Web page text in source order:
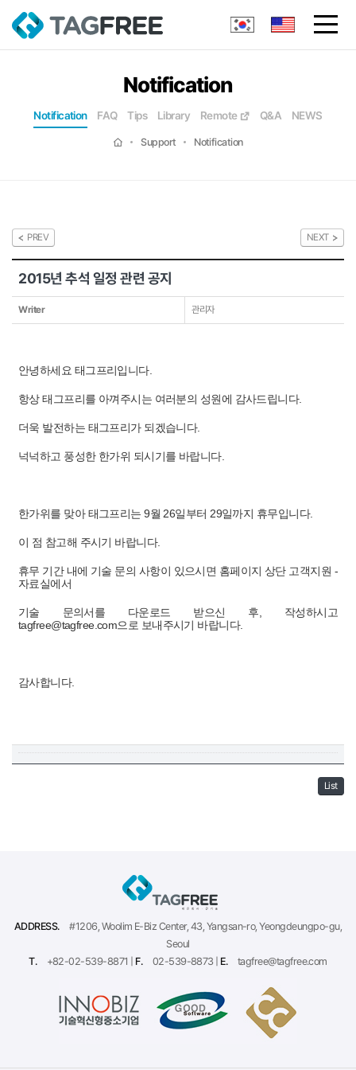
Notification
Notification FAQ Tips Library Remote Q&A NEWS
Support Notification
PREV NEXT
2015년 추석 일정 관련 공지
Writer 관리자
안녕하세요 태그프리입니다.
항상 태그프리를 아껴주시는 여러분의 성원에 감사드립니다.
더욱 발전하는 태그프리가 되겠습니다.
넉넉하고 풍성한 한가위 되시기를 바랍니다.
한가위를 맞아 태그프리는 9월 26일부터 29일까지 휴무입니다.
이 점 참고해 주시기 바랍니다.
휴무 기간 내에 기술 문의 사항이 있으시면 홈페이지 상단 고객지원 -
자료실에서
기술 문의서를 다운로드 받으신 후, 작성하시고
tagfree@tagfree.com으로 보내주시기 바랍니다.
감사합니다.
List
ADDRESS.
#1206, Woolim E-Biz Center, 43, Yangsan-ro, Yeongdeungpo-gu,
Seoul
T.
+82-02-539-8871 | F. 02-539-8873 | E. tagfree@tagfree.com